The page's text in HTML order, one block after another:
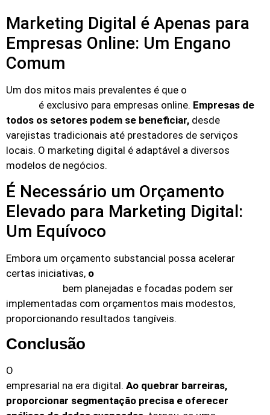
Marketing Digital é Apenas para
Empresas Online: Um Engano
Comum
Um dos mitos mais prevalentes é que o
é exclusivo para empresas online. Empresas de
todos os setores podem se beneficiar, desde
varejistas tradicionais até prestadores de serviços
locais. O marketing digital é adaptável a diversos
modelos de negócios.
É Necessário um Orçamento
Elevado para Marketing Digital:
Um Equívoco
Embora um orçamento substancial possa acelerar
certas iniciativas, o
bem planejadas e focadas podem ser
implementadas com orçamentos mais modestos,
proporcionando resultados tangíveis.
Conclusão
O
empresarial na era digital. Ao quebrar barreiras,
proporcionar segmentação precisa e oferecer